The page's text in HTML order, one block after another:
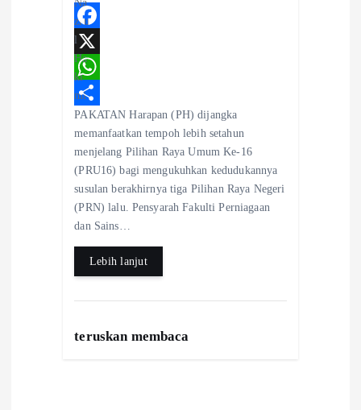
F
a
c
e
o
o
k
X
W
h
t
s
A
p
S
a
r
e
PAKATAN Harapan (PH) dijangka
memanfaatkan tempoh lebih setahun
menjelang Pilihan Raya Umum Ke-16
(PRU16) bagi mengukuhkan kedudukannya
susulan berakhirnya tiga Pilihan Raya Negeri
(PRN) lalu. Pensyarah Fakulti Perniagaan
dan Sains…
Lebih lanjut
teruskan membaca